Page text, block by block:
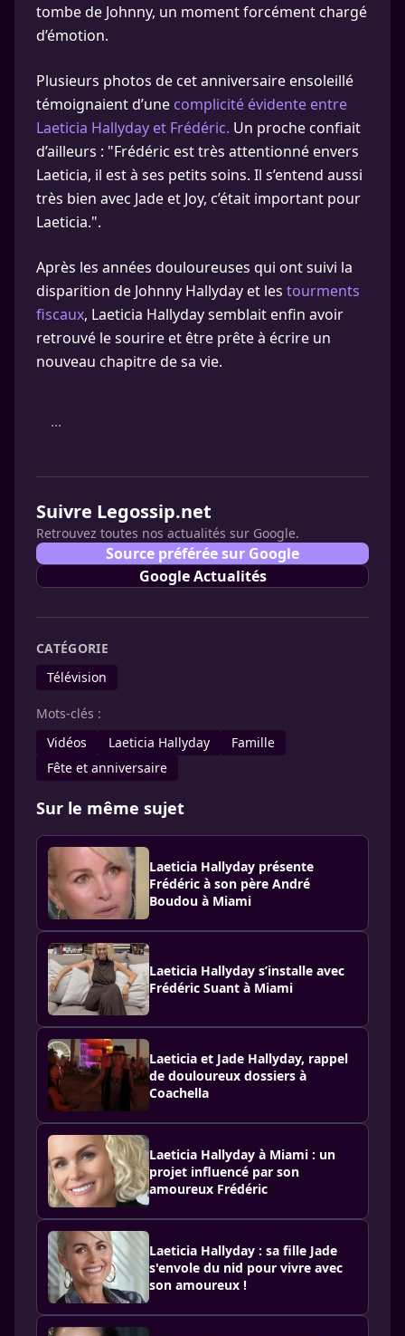
tombe de Johnny, un moment forcément chargé
d’émotion.
Plusieurs photos de cet anniversaire ensoleillé
témoignaient d’une complicité évidente entre
Laeticia Hallyday et Frédéric. Un proche confiait
d’ailleurs : "Frédéric est très attentionné envers
Laeticia, il est à ses petits soins. Il s’entend aussi
très bien avec Jade et Joy, c’était important pour
Laeticia.".
Après les années douloureuses qui ont suivi la
disparition de Johnny Hallyday et les tourments
fiscaux, Laeticia Hallyday semblait enfin avoir
retrouvé le sourire et être prête à écrire un
nouveau chapitre de sa vie.
...
Suivre Legossip.net
Retrouvez toutes nos actualités sur Google.
Source préférée sur Google
Google Actualités
CATÉGORIE
Télévision
Mots-clés :
Vidéos
Laeticia Hallyday
Famille
Fête et anniversaire
Sur le même sujet
Laeticia Hallyday présente
Frédéric à son père André
Boudou à Miami
Laeticia Hallyday s’installe avec
Frédéric Suant à Miami
Laeticia et Jade Hallyday, rappel
de douloureux dossiers à
Coachella
Laeticia Hallyday à Miami : un
projet influencé par son
amoureux Frédéric
Laeticia Hallyday : sa fille Jade
s'envole du nid pour vivre avec
son amoureux !